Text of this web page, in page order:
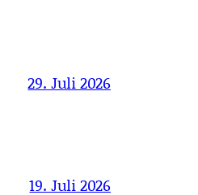
29. Juli 2026
19. Juli 2026